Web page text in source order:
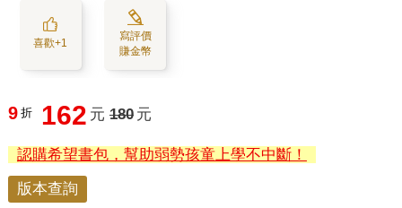
喜歡+1
寫評價
賺金幣
9 折 162 元 180 元
認購希望書包，幫助弱勢孩童上學不中斷！
版本查詢